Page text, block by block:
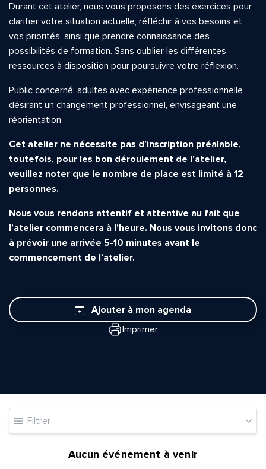
Durant cet atelier, nous vous proposons des exercices pour
clarifier votre situation actuelle, réfléchir à vos besoins et
vos priorités, ainsi que prendre connaissance des
possibilités de formation. Sans oublier les différentes
ressources à disposition pour poursuivre votre réflexion.
Public concerné: adultes avec expérience professionnelle
désirant un changement professionnel, envisageant une
réorientation.
Cet atelier ne nécessite pas d’inscription préalable,
toutefois, pour les bon déroulement de l’atelier,
veuillez noter que le nombre de place est limité à 12
personnes.
Nous vous rendons attentif et attentive au fait que
l’atelier commencera à l’heure. Nous vous invitons donc
à prévoir une arrivée 5-10 minutes avant le
commencement de l’atelier.
Ajouter à mon agenda
Imprimer
Filtrer
Aucun événement à venir
Adresse e-mail*